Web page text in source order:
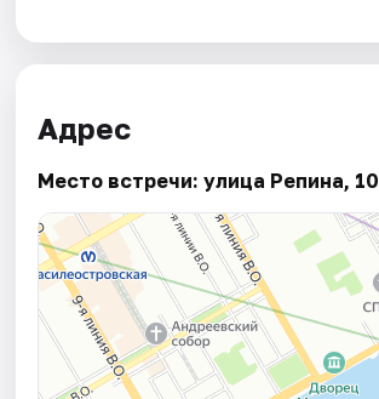
Адрес
Место встречи: улица Репина, 10